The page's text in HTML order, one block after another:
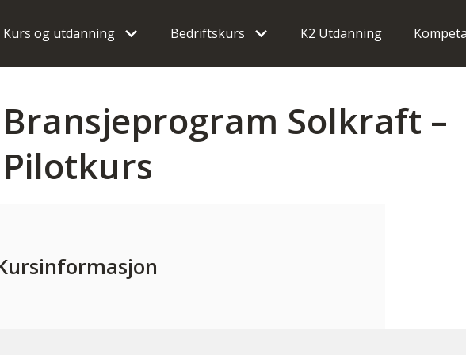
Kurs og utdanning Bedriftskurs K2 Utdanning
Bransjeprogram Solkraft –
Pilotkurs